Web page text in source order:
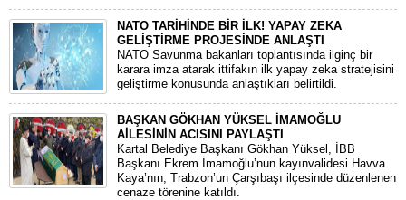
NATO TARİHİNDE BİR İLK! YAPAY ZEKA
GELİŞTİRME PROJESİNDE ANLAŞTI
NATO Savunma bakanları toplantısında ilginç bir
karara imza atarak ittifakın ilk yapay zeka stratejisini
geliştirme konusunda anlaştıkları belirtildi.
BAŞKAN GÖKHAN YÜKSEL İMAMOĞLU
AİLESİNİN ACISINI PAYLAŞTI
Kartal Belediye Başkanı Gökhan Yüksel, İBB
Başkanı Ekrem İmamoğlu’nun kayınvalidesi Havva
Kaya’nın, Trabzon’un Çarşıbaşı ilçesinde düzenlenen
cenaze törenine katıldı.